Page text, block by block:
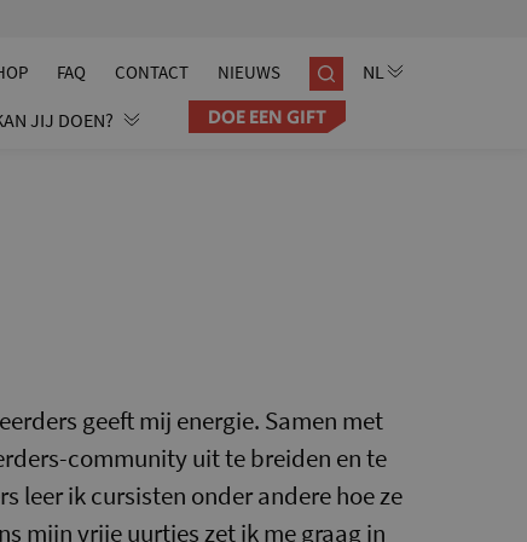
FAQ CONTACT NIEUWS
JIJ DOEN? DOE EEN GIFT
geeft mij energie. Samen met
community uit te breiden en te
leer ik cursisten onder andere hoe ze
mijn vrije uurtjes zet ik me graag in